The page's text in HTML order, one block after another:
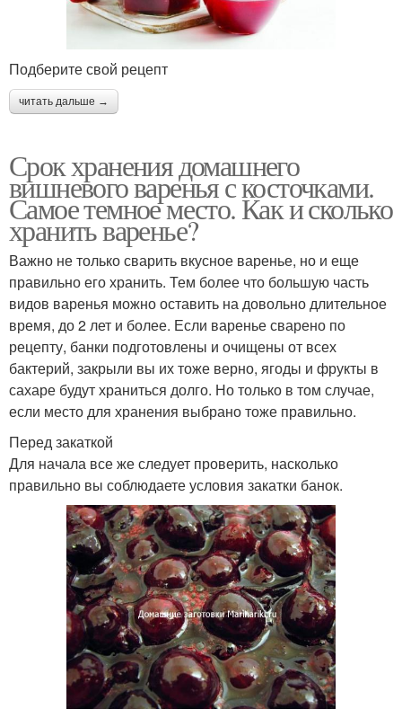
Подберите свой рецепт
читать дальше →
Срок хранения домашнего
вишневого варенья с косточками.
Самое темное место. Как и сколько
хранить варенье?
Важно не только сварить вкусное варенье, но и еще
правильно его хранить. Тем более что большую часть
видов варенья можно оставить на довольно длительное
время, до 2 лет и более. Если варенье сварено по
рецепту, банки подготовлены и очищены от всех
бактерий, закрыли вы их тоже верно, ягоды и фрукты в
сахаре будут храниться долго. Но только в том случае,
если место для хранения выбрано тоже правильно.
Перед закаткой
Для начала все же следует проверить, насколько
правильно вы соблюдаете условия закатки банок.